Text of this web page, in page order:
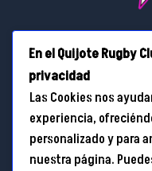
Calle
En el Quijote Rugby
privacidad
Las Cookies nos
experiencia,
personalizado y para
nuestra página.